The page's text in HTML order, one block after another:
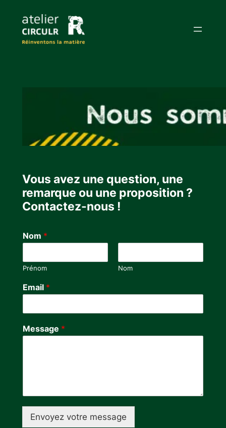
contenu
Vous avez une question, une
remarque ou une proposition ?
Contactez-nous !
Nom *
Prénom Nom
N
o
E
a
Email *
Message *
Envoyez votre message